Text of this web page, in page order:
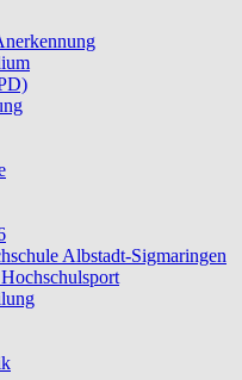
Albstadt-Sigmaringen